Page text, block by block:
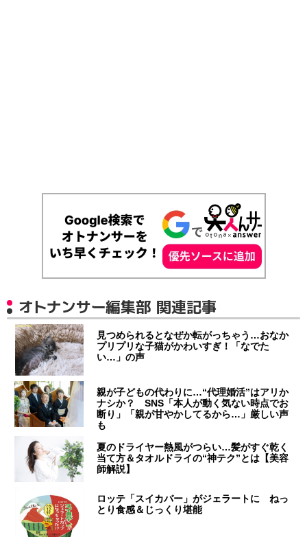
オトナンサー編集部 関連記事
見つめられるとなぜか転がっちゃう…おなか
プリプリな子猫がかわいすぎ！「なでた
い…」の声
親が子どもの代わりに…“代理婚活”はアリか
ナシか？ SNS「本人が動く気ない時点でお
断り」「親が甘やかしてるから…」厳しい声
も
夏のドライヤー熱風がつらい…髪がすぐ乾く
当て方＆タオルドライの“神テク”とは【美容
師解説】
ロッテ「スイカバー」がジェラートに ねっ
とり食感＆じっくり堪能